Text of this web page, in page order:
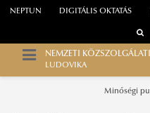
NEPTUN DIGITÁLIS OKTATÁS
NEMZETI
LUDOVIKA
Minőségi